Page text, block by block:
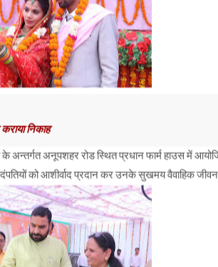
निकाह
अन्तर्गत अनूपशहर रोड स्थित प्रधान फार्म हाउस में
दंपतियों को आशीर्वाद प्रदान कर उनके सुखमय वैवाहिक